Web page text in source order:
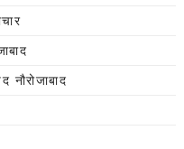
नौरोजाबाद